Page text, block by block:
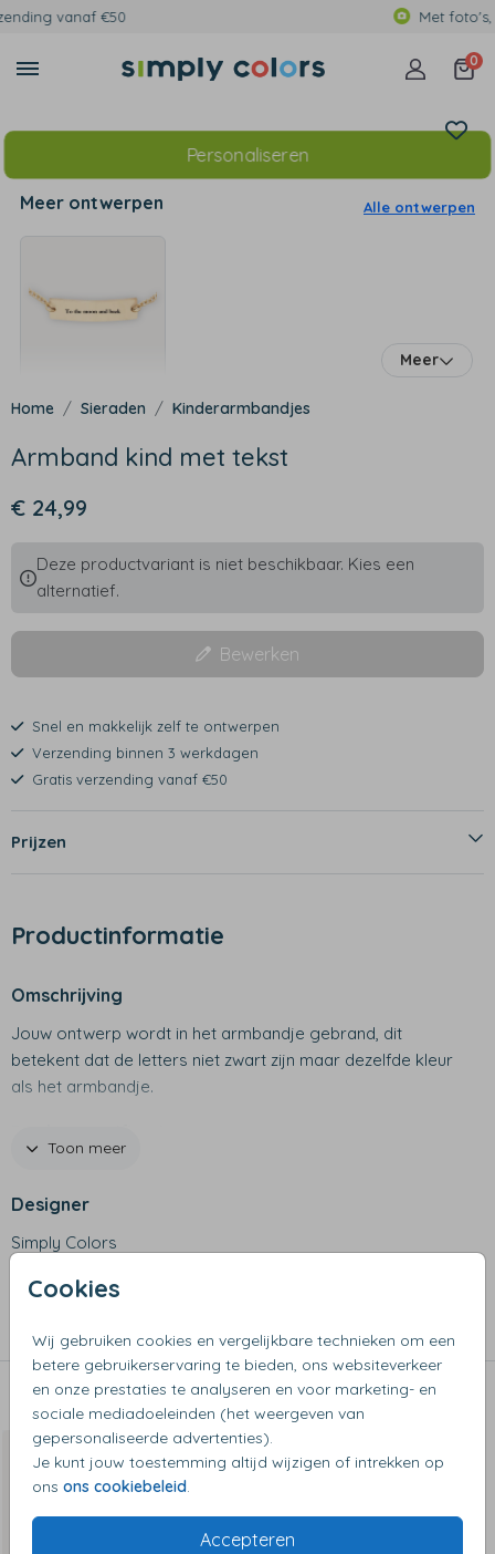
0
Cookies
Wij gebruiken cookies en vergelijkbare technieken om een
betere gebruikerservaring te bieden, ons websiteverkeer
en onze prestaties te analyseren en voor marketing- en
sociale mediadoeleinden (het weergeven van
gepersonaliseerde advertenties).
Je kunt jouw toestemming altijd wijzigen of intrekken op
ons ons cookiebeleid.
Accepteren
Personaliseren
Meer ontwerpen Alle ontwerpen
Meer
Sieraden Kinderarmbandjes
Armband kind met tekst
€ 24,99
Deze productvariant is niet beschikbaar. Kies een
alternatief.
Bewerken
Snel en makkelijk zelf te ontwerpen
Verzending binnen 3 werkdagen
Gratis verzending vanaf €50
Prijzen
Productinformatie
Omschrijving
Jouw ontwerp wordt in het armbandje gebrand, dit
betekent dat de letters niet zwart zijn maar dezelfde kleur
als het armbandje.
- Lengte armband inclusief verlengstuk: 16 cm
- Materiaal zilver: stainless steel
- Materiaal goud: gold plated stainless steel
Toon meer
Designer
Simply Colors
Collectie
Dit vind je misschien ook leuk